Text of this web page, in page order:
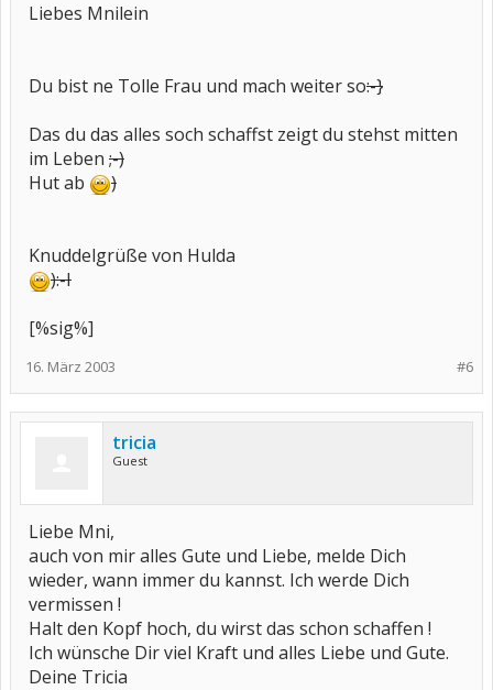
Liebes Mnilein
Du bist ne Tolle Frau und mach weiter so:-}
Das du das alles soch schaffst zeigt du stehst mitten
im Leben ;-)
Hut ab
)
Knuddelgrüße von Hulda
):-I
[%sig%]
#6
16. März 2003
tricia
Guest
Liebe Mni,
auch von mir alles Gute und Liebe, melde Dich
wieder, wann immer du kannst. Ich werde Dich
vermissen !
Halt den Kopf hoch, du wirst das schon schaffen !
Ich wünsche Dir viel Kraft und alles Liebe und Gute.
Deine Tricia